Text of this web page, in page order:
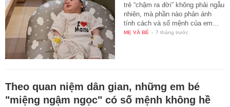
trẻ “chậm ra đời” không phải ngẫu
nhiên, mà phần nào phản ánh
tính cách và số mệnh của em…
MẸ VÀ BÉ - 7 tháng trước
Theo quan niệm dân gian, những em bé
"miệng ngậm ngọc" có số mệnh không hề